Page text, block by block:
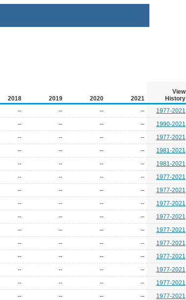
2018 2019 2020 2021
View
History
-- -- -- --
1977-2021
-- -- -- --
1990-2021
-- -- -- --
1977-2021
-- -- -- --
1981-2021
-- -- -- --
1981-2021
-- -- -- --
1977-2021
-- -- -- --
1977-2021
-- -- -- --
1977-2021
-- -- -- --
1977-2021
-- -- -- --
1977-2021
-- -- -- --
1977-2021
-- -- -- --
1977-2021
-- -- -- --
1977-2021
-- -- -- --
1977-2021
-- -- -- --
1977-2021